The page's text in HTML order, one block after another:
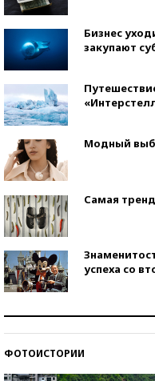
Бизнес
закупают
Модный
Самая
успеха со
ФОТОИСТОРИИ